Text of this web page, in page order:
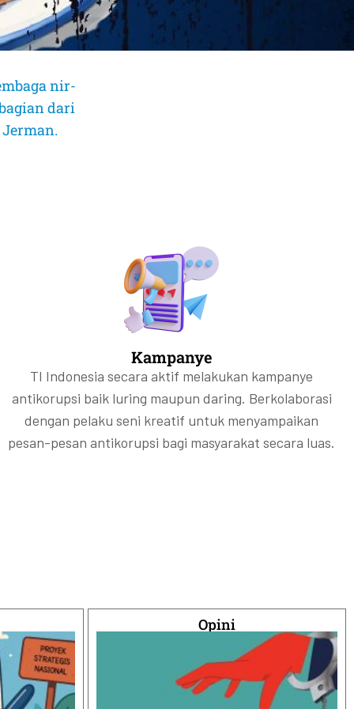
nir-
dari
Kampanye
TI Indonesia secara aktif melakukan kampanye
antikorupsi baik luring maupun daring. Berkolaborasi
dengan pelaku seni kreatif untuk menyampaikan
pesan-pesan antikorupsi bagi masyarakat secara luas.
Opini